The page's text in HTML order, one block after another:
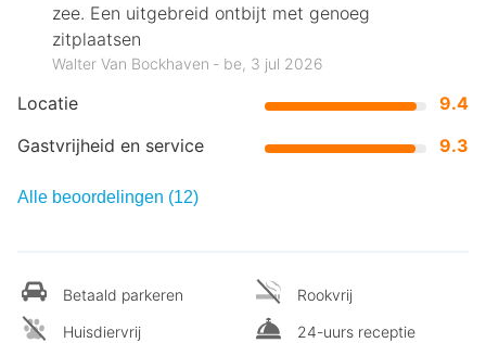
Locatie
9.4
Gastvrijheid en service
9.3
zee. Een uitgebreid ontbijt met genoeg
zitplaatsen
Walter Van Bockhaven ‐ be, 3 jul 2026
Alle beoordelingen (12)
Betaald parkeren
Huisdiervrij
Rookvrij
24-uurs receptie